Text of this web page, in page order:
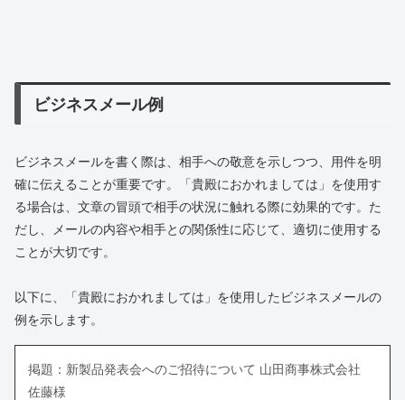
ビジネスメール例
ビジネスメールを書く際は、相手への敬意を示しつつ、用件を明
確に伝えることが重要です。「貴殿におかれましては」を使用す
る場合は、文章の冒頭で相手の状況に触れる際に効果的です。た
だし、メールの内容や相手との関係性に応じて、適切に使用する
ことが大切です。
以下に、「貴殿におかれましては」を使用したビジネスメールの
例を示します。
掲題：新製品発表会へのご招待について 山田商事株式会社
佐藤様